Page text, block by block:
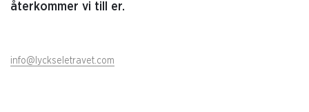
återkommer vi till er.
info@lyckseletravet.com